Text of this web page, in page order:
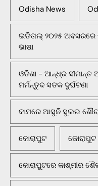
Odisha News
ଇଡିତାଲ୍ ୨୦୨୫ ଅବସରରେ
ଭାଷା
ଓଡିଶା - ଆନ୍ଧ୍ର
ମର୍ମନ୍ତୁଦ ସଡକ ଦୁର୍ଘଟଣା
କାମରେ ଆସୁନି ସୁଲଭ
କୋରାପୁଟ
କୋରାପୁଟରେ କାଶ୍ମୀର